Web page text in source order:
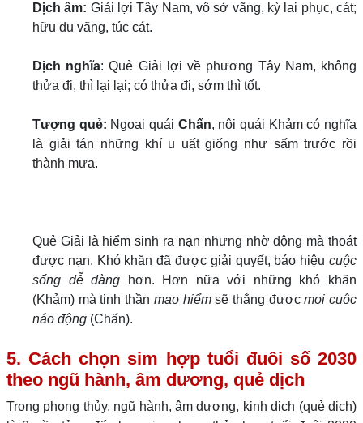
Dịch âm: Giải lợi Tây Nam, vô sở vãng, kỳ lai phục, cát;
hữu du vãng, túc cát.
Dịch nghĩa: Quẻ Giải lợi về phương Tây Nam, không
thửa đi, thì lại lại; có thửa đi, sớm thì tốt.
Tượng quẻ: Ngoại quái Chấn, nội quái Khảm có nghĩa
là giải tán những khí u uất giống như sấm trước rồi
thành mưa.
Quẻ Giải là hiểm sinh ra nạn nhưng nhờ động mà thoát
được nạn. Khó khăn đã được giải quyết, báo hiệu cuộc
sống dễ dàng
hơn. Hơn nữa với những khó khăn
(Khảm) mà tinh thần mạo hiểmsẽ thắng đượcmọi cuộc
náo động (Chấn).
5. Cách chọn sim hợp tuổi đuôi số 2030
theo ngũ hành, âm dương, quẻ dịch
Trong phong thủy, ngũ hành, âm dương, kinh dịch (quẻ dịch)